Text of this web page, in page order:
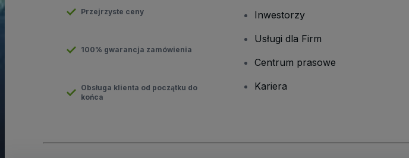
Przejrzyste ceny
100% gwarancja zamówienia
Obsługa klienta od początku do
końca
Inwestorzy
Usługi dla Firm
Centrum prasowe
Kariera